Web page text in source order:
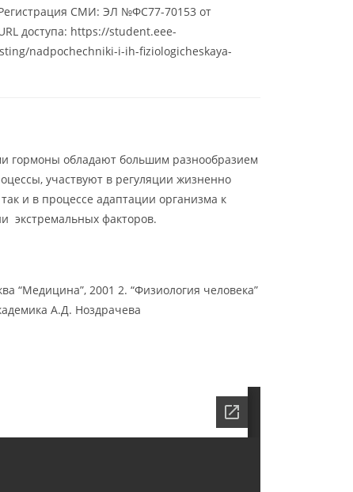
СМИ: ЭЛ №ФС77-70153 от
доступа: https://student.eee-
nadpochechniki-i-ih-fiziologicheskaya-
гормоны обладают большим разнообразием
участвуют в регуляции жизненно
и в процессе адаптации организма к
экстремальных факторов.
“Медицина”, 2001 2. “Физиология человека”
А.Д. Ноздрачева